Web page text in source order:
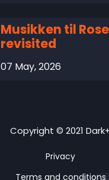
Musikken til
revisited
07 May, 2026
Copyright © 2021
Privacy
Terms and conditions